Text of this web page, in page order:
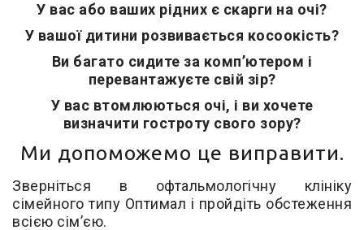
У вас або ваших рідних є скарги на очі?
У вашої дитини розвивається косоокість?
Ви багато сидите за комп’ютером і
перевантажуєте свій зір?
У вас втомлюються очі, і ви хочете
визначити гостроту свого зору?
Ми допоможемо це виправити.
Зверніться в офтальмологічну клініку
сімейного типу Оптимал і пройдіть обстеження
всією сім’єю.